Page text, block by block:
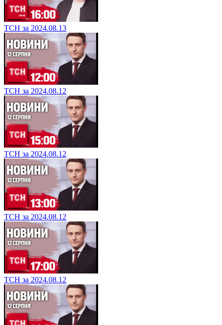
ТСН за 2024.08.13
ТСН за 2024.08.12
ТСН за 2024.08.12
ТСН за 2024.08.12
ТСН за 2024.08.12